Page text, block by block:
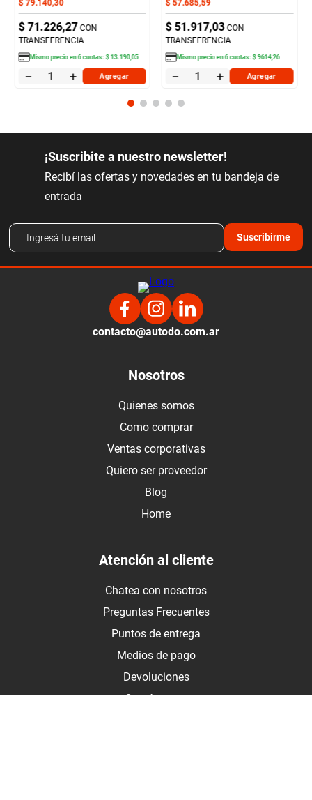
$ 79.140,30
$ 71.226,27 CON
TRANSFERENCIA
Mismo precio en6cuotas:$ 13.190,05
＋
－ Agregar
$ 57.685,59
$ 51.917,03 CON
TRANSFERENCIA
Mismo precio en6cuotas:$ 9614,26
＋
－ Agregar
¡Suscribite a nuestro newsletter!
Recibí las ofertas y novedades en tu bandeja de
entrada
Suscribirme
contacto@autodo.com.ar
Nosotros
Quienes somos
Como comprar
Ventas corporativas
Quiero ser proveedor
Blog
Home
Atención al cliente
Chatea con nosotros
Preguntas Frecuentes
Puntos de entrega
Medios de pago
Devoluciones
Contáctanos